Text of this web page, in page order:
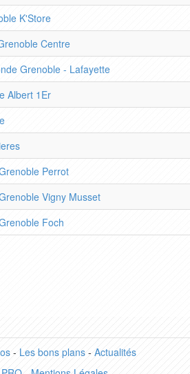
K'Store
Centre
Grenoble - Lafayette
Albert 1Er
Perrot
Vigny Musset
Foch
- Les bons plans- Actualités